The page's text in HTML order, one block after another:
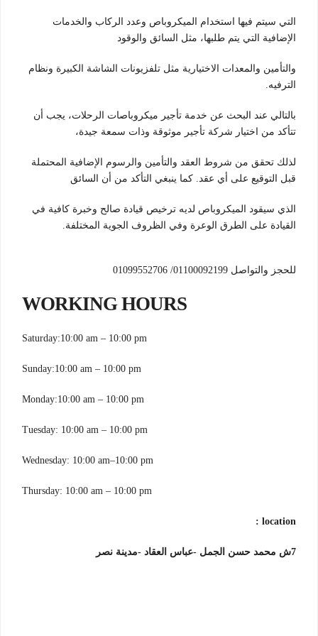
التي سيتم فيها استخدام الميكروباص وعدد الركاب والخدمات
الإضافية التي يتم طلبها، مثل السائق والوقود
والتأمين والمعدات الاختيارية مثل تلفزيونات الشاشة الكبيرة ونظام
الترفيه.
بالتالي عند البحث عن خدمة تأجير ميكروباصات الرحلات، يجب أن
تتأكد من اختيار شركة تأجير موثوقة وذات سمعة جيدة،
لذلك تحقق من شروط العقد والتأمين والرسوم الإضافية المحتملة
قبل التوقيع على أي عقد. كما ينبغي التأكد من أن السائق
الذي سيقود الميكروباص لديه ترخيص قيادة صالح وخبرة كافية في
القيادة على الطرق الوعرة وفي الظروف الجوية المختلفة.
للحجز والتواصل 01100092199/ 01099552706
WORKING HOURS
Saturday:10:00 am – 10:00 pm
Sunday:10:00 am – 10:00 pm
Monday:10:00 am – 10:00 pm
Tuesday: 10:00 am – 10:00 pm
Wednesday: 10:00 am–10:00 pm
Thursday: 10:00 am – 10:00 pm
location :
7ش محمد حسن الجمل -عباس العقاد -مدينة نصر